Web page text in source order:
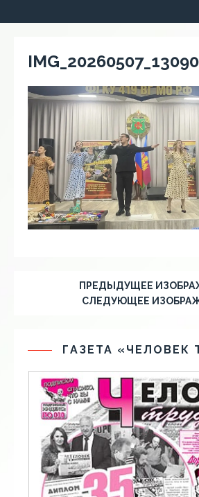
ПРЕДЫДУЩЕЕ
СЛЕДУЮЩЕЕ
ГАЗЕТА «ЧЕЛОВЕК